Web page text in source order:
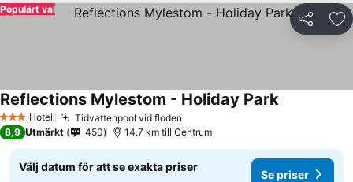
Dela
Populärt val
3 StjärnorHotell Tidvattenpool vid floden
Reflections Mylestom - Holiday Park
8,9 Utmärkt 450 14.7 km till Centrum
Välj datum för att se exakta priser
Se priser